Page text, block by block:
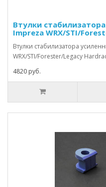
Втулки
Impreza WRX/STI/
Втулки стабилизатора
WRX/STI/Forester/Legacy
4820 руб.